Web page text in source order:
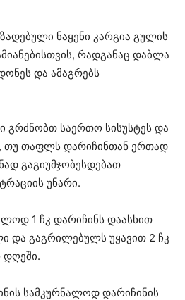
ნაყენი კარგია გულის
რადგანაც დაბლა
და ამაგრებს
გრძნობთ საერთო სისუსტეს და
თაფლს დარიჩინთან ერთად
გაგიუმჯობესდებათ
უნარი.
1 ჩკ დარიჩინს დაასხით
და გაგრილებულს უყავით 2 ჩკ
სამკურნალოდ დარიჩინის